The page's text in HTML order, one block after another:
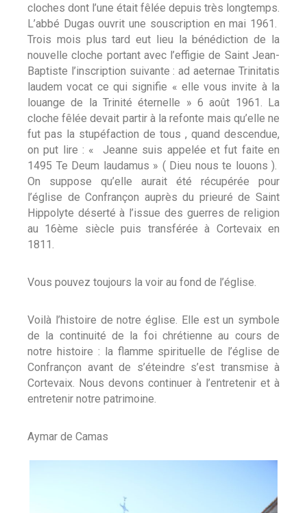
cloches dont l’une était fêlée depuis très longtemps.
L’abbé Dugas ouvrit une souscription en mai 1961.
Trois mois plus tard eut lieu la bénédiction de la
nouvelle cloche portant avec l’effigie de Saint Jean-
Baptiste l’inscription suivante : ad aeternae Trinitatis
laudem vocat ce qui signifie « elle vous invite à la
louange de la Trinité éternelle » 6 août 1961. La
cloche fêlée devait partir à la refonte mais qu’elle ne
fut pas la stupéfaction de tous , quand descendue,
on put lire : « Jeanne suis appelée et fut faite en
1495 Te Deum laudamus » ( Dieu nous te louons ).
On suppose qu’elle aurait été récupérée pour
l’église de Confrançon auprès du prieuré de Saint
Hippolyte déserté à l’issue des guerres de religion
au 16ème siècle puis transférée à Cortevaix en
1811.
Vous pouvez toujours la voir au fond de l’église.
Voilà l’histoire de notre église. Elle est un symbole
de la continuité de la foi chrétienne au cours de
notre histoire : la flamme spirituelle de l’église de
Confrançon avant de s’éteindre s’est transmise à
Cortevaix. Nous devons continuer à l’entretenir et à
entretenir notre patrimoine.
Aymar de Camas